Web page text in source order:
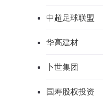
中超足球联盟
华高建材
卜世集团
国寿股权投资